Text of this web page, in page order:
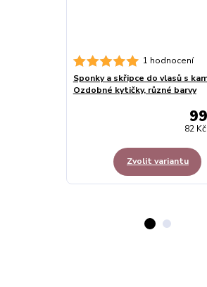
1 hodnocení
Sponky a skřipce do vlasů s
Ozdobné kytičky, různé barvy
82 Kč
Zvolit variantu